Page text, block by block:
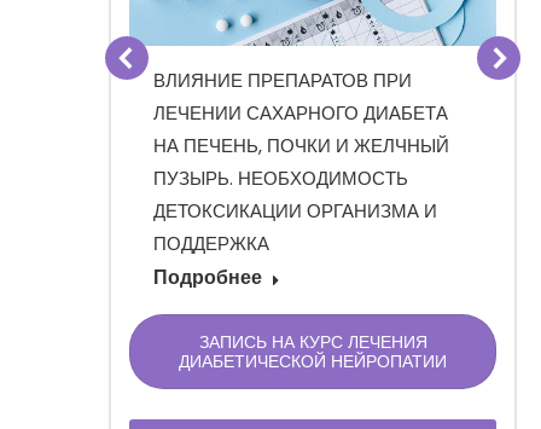
ВЛИЯНИЕ ПРЕПАРАТОВ ПРИ
ЛЕЧЕНИИ САХАРНОГО ДИАБЕТА
НА ПЕЧЕНЬ, ПОЧКИ И ЖЕЛЧНЫЙ
ПУЗЫРЬ. НЕОБХОДИМОСТЬ
ДЕТОКСИКАЦИИ ОРГАНИЗМА И
ПОДДЕРЖКА
Подробнее
ЗАПИСЬ НА КУРС ЛЕЧЕНИЯ
ДИАБЕТИЧЕСКОЙ НЕЙРОПАТИИ